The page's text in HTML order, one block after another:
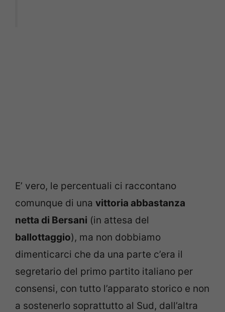
E’ vero, le percentuali ci raccontano
comunque di una vittoria abbastanza
netta di Bersani (in attesa del
ballottaggio), ma non dobbiamo
dimenticarci che da una parte c’era il
segretario del primo partito italiano per
consensi, con tutto l’apparato storico e non
a sostenerlo soprattutto al Sud, dall’altra